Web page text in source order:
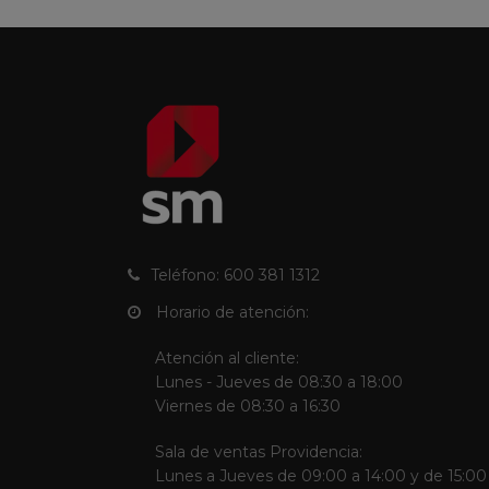
Teléfono: 600 381 1312
Horario de atención:
Atención al cliente:
Lunes - Jueves de 08:30 a 18:00
Viernes de 08:30 a 16:30
Sala de ventas Providencia:
Lunes a Jueves de 09:00 a 14:00 y de 15:00